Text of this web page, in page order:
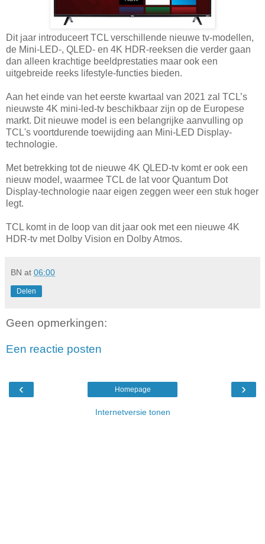
Dit jaar introduceert TCL verschillende nieuwe tv-modellen,
de Mini-LED-, QLED- en 4K HDR-reeksen die verder gaan
dan alleen krachtige beeldprestaties maar ook een
uitgebreide reeks lifestyle-functies bieden.
Aan het einde van het eerste kwartaal van 2021 zal TCL’s
nieuwste 4K mini-led-tv beschikbaar zijn op de Europese
markt. Dit nieuwe model is een belangrijke aanvulling op
TCL's voortdurende toewijding aan Mini-LED Display-
technologie.
Met betrekking tot de nieuwe 4K QLED-tv komt er ook een
nieuw model, waarmee TCL de lat voor Quantum Dot
Display-technologie naar eigen zeggen weer een stuk hoger
legt.
TCL komt in de loop van dit jaar ook met een nieuwe 4K
HDR-tv met Dolby Vision en Dolby Atmos.
BN at 06:00
Delen
Geen opmerkingen:
Een reactie posten
‹ ›
Homepage
Internetversie tonen